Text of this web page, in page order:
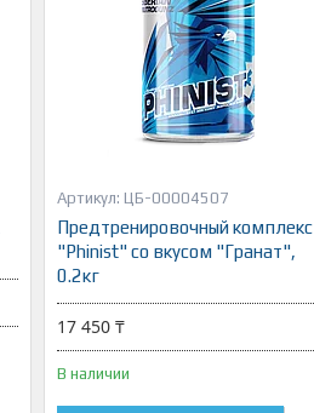
ЦБ-00004507
Предтренировочный комплекс
"Phinist" со вкусом "Гранат",
0.2кг
17 450 ₸
В наличии